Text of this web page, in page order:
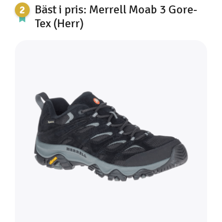
Bäst i pris: Merrell Moab 3 Gore-
Tex (Herr)